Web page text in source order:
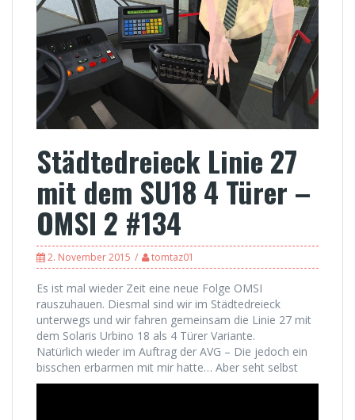
Städtedreieck Linie 27
mit dem SU18 4 Türer –
OMSI 2 #134
2. November 2015 tomtaz01
Es ist mal wieder Zeit eine neue Folge OMSI
rauszuhauen. Diesmal sind wir im Städtedreieck
unterwegs und wir fahren gemeinsam die Linie 27 mit
dem Solaris Urbino 18 als 4 Türer Variante.
Natürlich wieder im Auftrag der AVG – Die jedoch ein
bisschen erbarmen mit mir hatte… Aber seht selbst